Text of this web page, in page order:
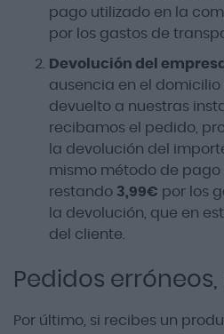
pago utilizado en la
por los gastos de
Devolución del
ausencia en el
devuelto a nuestras
recibamos el pedido,
la devolución del
mismo método de
restando 3,99€ por los
la devolución, que en
del cliente.
Pedidos erróneos,
Por último, si recibes un